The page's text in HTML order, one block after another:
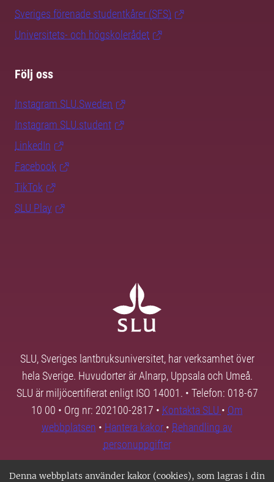
Denna webbplats använder kakor (cookies), som lagras i din
Sveriges förenade studentkårer (SFS)
Universitets- och högskolerådet
Följ oss
Instagram SLU.Sweden
Instagram SLU.student
LinkedIn
Facebook
TikTok
SLU Play
SLU, Sveriges lantbruksuniversitet, har verksamhet över
hela Sverige. Huvudorter är Alnarp, Uppsala och Umeå.
SLU är miljöcertifierat enligt ISO 14001. • Telefon: 018-67
10 00 • Org nr: 202100-2817 • Kontakta SLU • Om
webbplatsen • Hantera kakor • Behandling av
personuppgifter